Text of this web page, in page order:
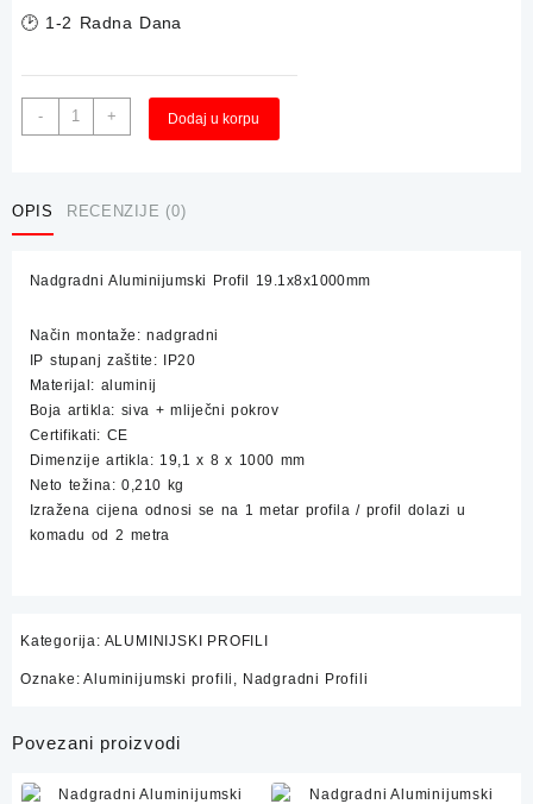
🕑 1-2 Radna Dana
-
Nadgradni
Aluminijumski
količina
+ Dodaj u korpu
OPIS RECENZIJE (0)
Nadgradni Aluminijumski Profil 19.1x8x1000mm
Način montaže: nadgradni
IP stupanj zaštite: IP20
Materijal: aluminij
Boja artikla: siva + mliječni pokrov
Certifikati: CE
Dimenzije artikla: 19,1 x 8 x 1000 mm
Neto težina: 0,210 kg
Izražena cijena odnosi se na 1 metar profila / profil dolazi u
komadu od 2 metra
Kategorija: ALUMINIJSKI PROFILI
Oznake:Aluminijumski profili , Nadgradni Profili
Povezani proizvodi